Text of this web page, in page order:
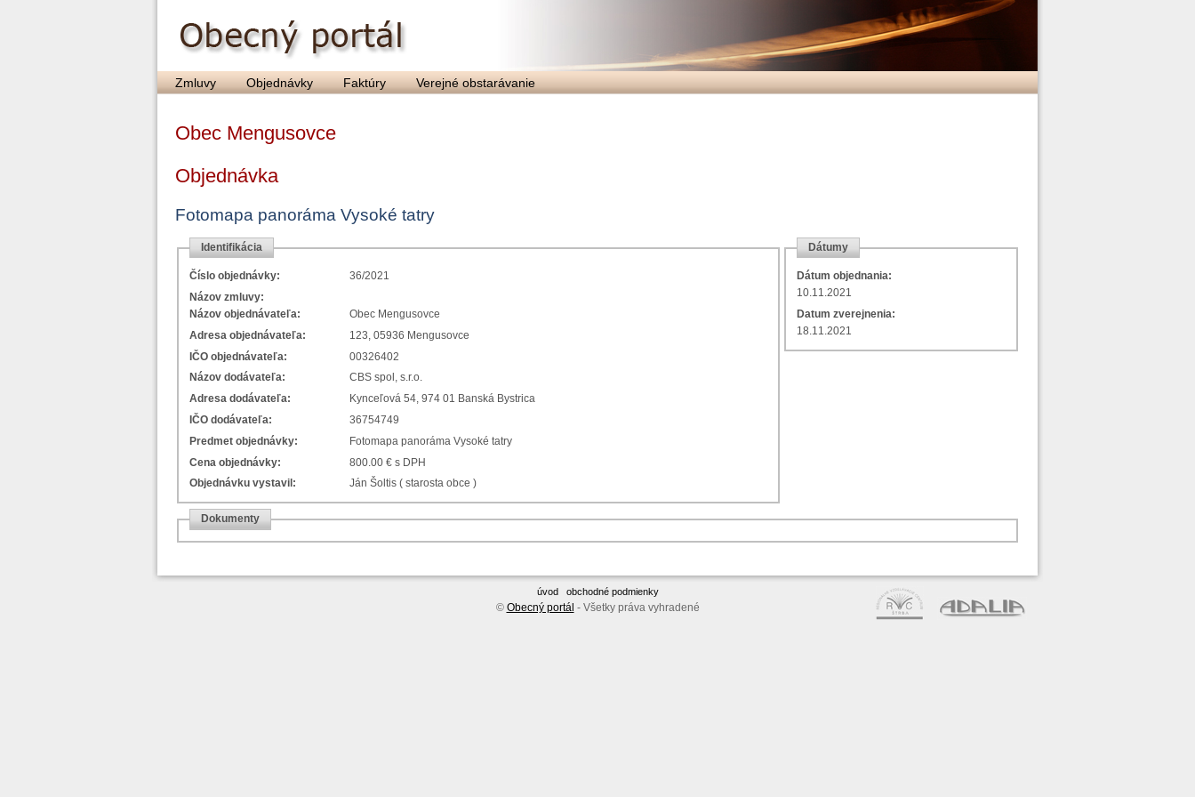
Zmluvy Objednávky Faktúry Verejné obstarávanie
Obec Mengusovce
Objednávka
Fotomapa panoráma Vysoké tatry
Identifikácia
Číslo objednávky:
36/2021
Názov zmluvy:
Názov objednávateľa:
Obec Mengusovce
Adresa objednávateľa:
123, 05936 Mengusovce
IČO objednávateľa:
00326402
Názov dodávateľa:
CBS spol, s.r.o.
Adresa dodávateľa:
Kynceľová 54, 974 01 Banská Bystrica
IČO dodávateľa:
36754749
Predmet objednávky:
Fotomapa panoráma Vysoké tatry
Cena objednávky:
800.00 € s DPH
Objednávku vystavil:
Ján Šoltis ( starosta obce )
Dátumy
Dátum objednania:
10.11.2021
Datum zverejnenia:
18.11.2021
Dokumenty
úvod obchodné podmienky
© Obecný portál - Všetky práva vyhradené